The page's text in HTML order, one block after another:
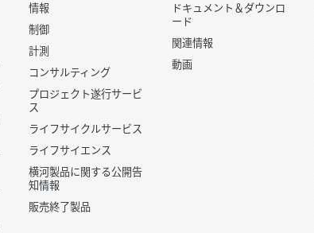
情報
制御
計測
コンサルティング
プロジェクト遂行サービ
ス
ライフサイクルサービス
ライフサイエンス
横河製品に関する公開告
知情報
販売終了製品
ドキュメント＆ダウンロ
ード
関連情報
動画